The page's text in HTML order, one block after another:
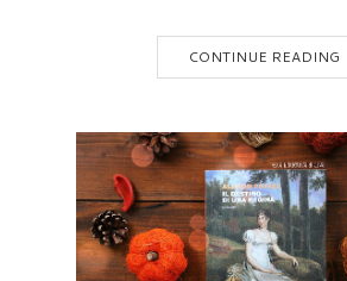
CONTINUE READING